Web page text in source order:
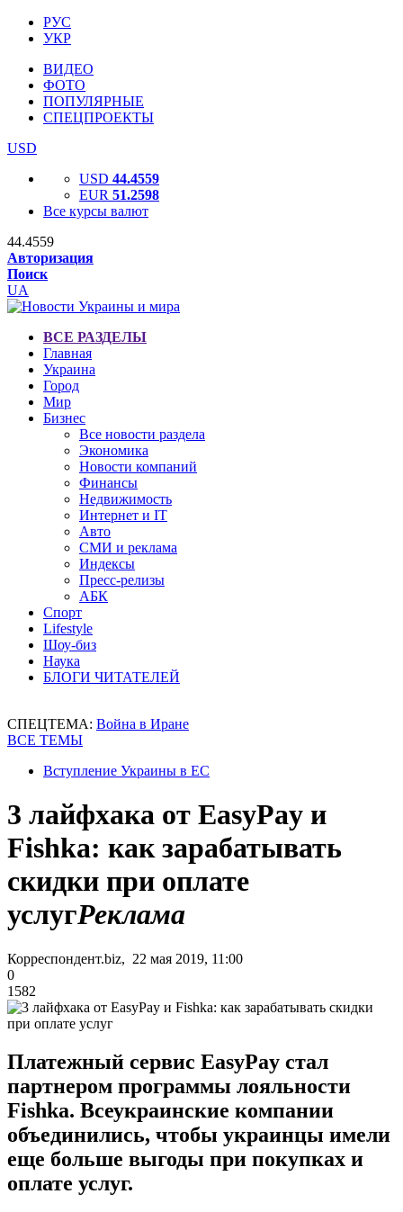
РУС
УКР
ВИДЕО
ФОТО
ПОПУЛЯРНЫЕ
СПЕЦПРОЕКТЫ
USD
USD 44.4559
EUR 51.2598
Все курсы валют
44.4559
Авторизация
Поиск
UA
ВСЕ РАЗДЕЛЫ
Главная
Украина
Город
Мир
Бизнес
Все новости раздела
Экономика
Новости компаний
Финансы
Недвижимость
Интернет и IT
Авто
СМИ и реклама
Индексы
Пресс-релизы
АБК
Спорт
Lifestyle
Шоу-биз
Наука
БЛОГИ ЧИТАТЕЛЕЙ
СПЕЦТЕМА: Война в Иране
ВСЕ ТЕМЫ
Вступление Украины в ЕС
3 лайфхака от EasyPay и
Fishka: как зарабатывать
скидки при оплате
услугРеклама
Корреспондент.biz, 22 мая 2019, 11:00
0
1582
Платежный сервис EasyPay стал
партнером программы лояльности
Fishka. Всеукраинские компании
объединились, чтобы украинцы имели
еще больше выгоды при покупках и
оплате услуг.